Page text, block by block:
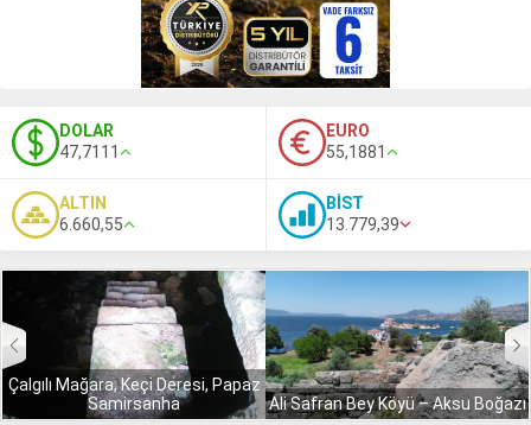
DOLAR
47,7111
EURO
55,1881
ALTIN
6.660,55
BİST
13.779,39
Çalgılı Mağara, Keçi Deresi, Papaz
Samirsanha
Ali Safran Bey Köyü – Aksu Boğazı